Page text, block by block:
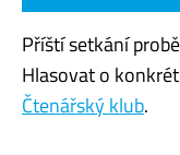
Příští setkání
Hlasovat o
Čtenářský klub.